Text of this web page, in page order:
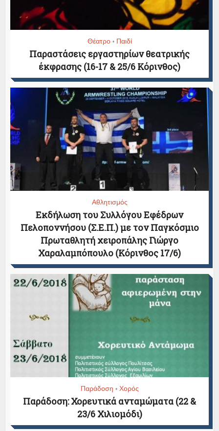
Θέατρο • Παιδί
Παραστάσεις εργαστηρίων θεατρικής
έκφρασης (16-17 & 25/6 Κόρινθος)
Αθλητισμός
Εκδήλωση του Συλλόγου Εφέδρων
Πελοποννήσου (Σ.Ε.Π.) με τον Παγκόσμιο
Πρωταθλητή χειροπάλης Γιώργο
Χαραλαμπόπουλο (Κόρινθος 17/6)
Παράδοση • Χορός
Παράδοση: Χορευτικά ανταμώματα (22 &
23/6 Χιλιομόδι)